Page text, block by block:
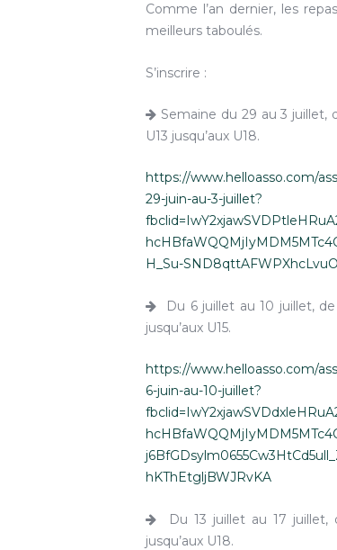
Comme l’an dernier, les
meilleurs taboulés.
S’inscrire :
Semaine du 29 au 3 juillet,
U13 jusqu’aux U18.
https://www.helloasso.com/
29-juin-au-3-juillet?
H_Su-
Du 6 juillet au 10 juillet,
jusqu’aux U15.
https://www.helloasso.com/
6-juin-au-10-juillet?
hKThEtgljBWJRvKA
Du 13 juillet au 17 juillet,
jusqu’aux U18.